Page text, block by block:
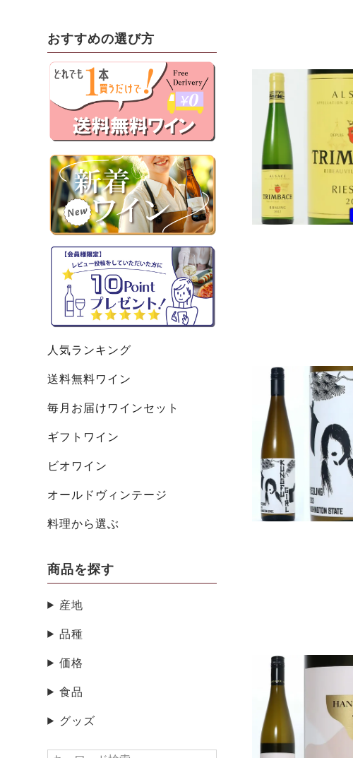
おすすめの選び方
人気ランキング
送料無料ワイン
毎月お届けワインセット
ギフトワイン
ビオワイン
オールドヴィンテージ
料理から選ぶ
商品を探す
産地
品種
価格
食品
グッズ